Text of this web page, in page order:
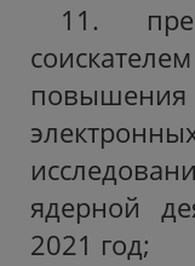
11.
повышения
ядерной
2021 год;